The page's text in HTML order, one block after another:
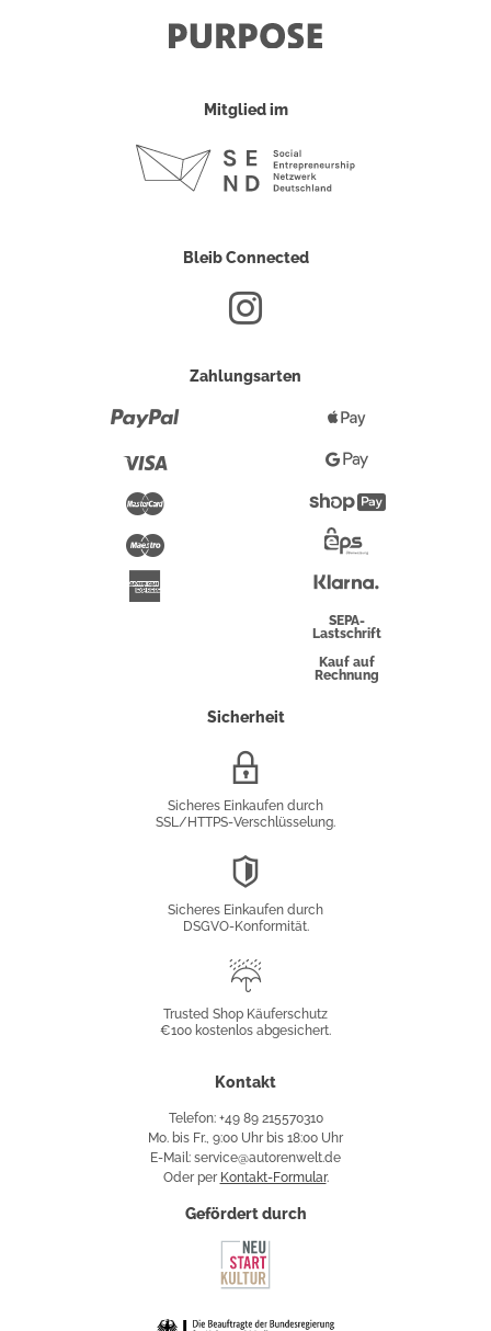
Mitglied im
Bleib Connected
Zahlungsarten
Maestro
Pay
Google
PayShopify
Überweisung
SEPA-
Lastschrift
Kauf auf
Rechnung
Sicherheit
Sicheres Einkaufen durch
SSL/HTTPS-Verschlüsselung.
Sicheres Einkaufen durch
DSGVO-Konformität.
Käuferschutz
Trusted Shop Käuferschutz
€100 kostenlos abgesichert.
Kontakt
Telefon: +49 89 215570310
Mo. bis Fr., 9:00 Uhr bis 18:00 Uhr
E-Mail: service@autorenwelt.de
Oder per Kontakt-Formular.
Gefördert durch